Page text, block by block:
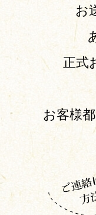
お
正式
お客様